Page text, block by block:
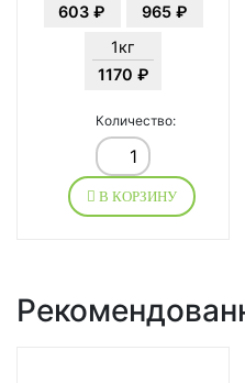
603 ₽
965 ₽
1кг
1170 ₽
Количество:
В КОРЗИНУ